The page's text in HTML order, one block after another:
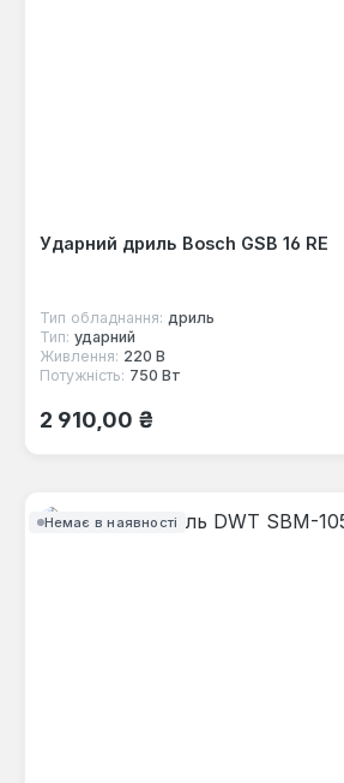
Ударний дриль Bosch GSB 16 RE
Тип обладнання: дриль
Тип: ударний
Живлення: 220 В
Потужність: 750 Вт
Звичайна ціна:
2 910,00 ₴
Немає в наявності